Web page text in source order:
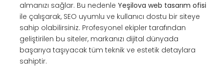
almanızı sağlar. Bu nedenle Yeşilova web tasarım ofisi
ile çalışarak, SEO uyumlu ve kullanıcı dostu bir siteye
sahip olabilirsiniz. Profesyonel ekipler tarafından
geliştirilen bu siteler, markanızı dijital dünyada
başarıya taşıyacak tüm teknik ve estetik detaylara
sahiptir.